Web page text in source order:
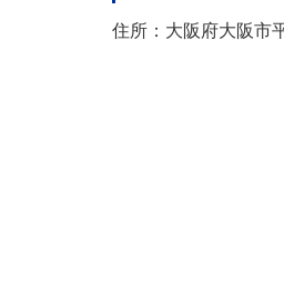
住所：大阪府大阪市